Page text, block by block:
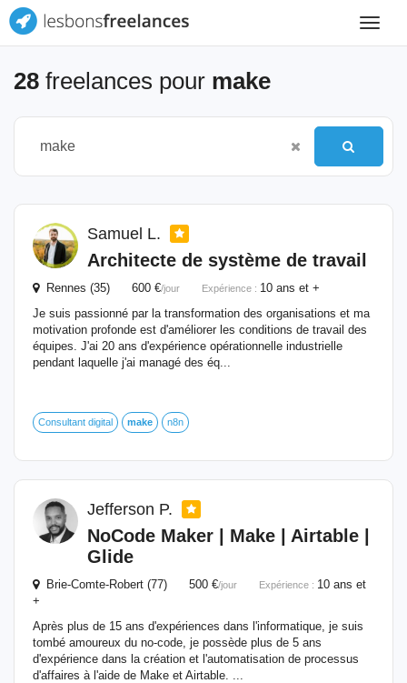
Toggle
28 freelances pour make
Samuel L.
Architecte de système de travail
Rennes (35) 600 €/jour Expérience : 10 ans et +
Je suis passionné par la transformation des organisations et ma
motivation profonde est d'améliorer les conditions de travail des
équipes. J'ai 20 ans d'expérience opérationnelle industrielle
pendant laquelle j'ai managé des éq...
Consultant digital make n8n
Jefferson P.
NoCode Maker | Make | Airtable |
Glide
Brie-Comte-Robert (77) 500 €/jour Expérience : 10 ans et
+
Après plus de 15 ans d'expériences dans l'informatique, je suis
tombé amoureux du no-code, je possède plus de 5 ans
d'expérience dans la création et l'automatisation de processus
d'affaires à l'aide de Make et Airtable. ...